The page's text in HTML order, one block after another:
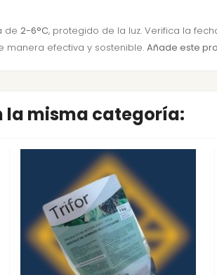
de 2-6°C, protegido de la luz. Verifica la
manera efectiva y sostenible. Añade este
la misma categoría: